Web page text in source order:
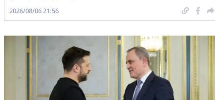
2026/08/06 21:56